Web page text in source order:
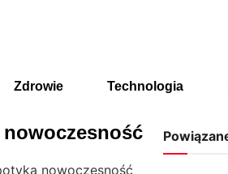
Zdrowie Technologia
nowoczesność